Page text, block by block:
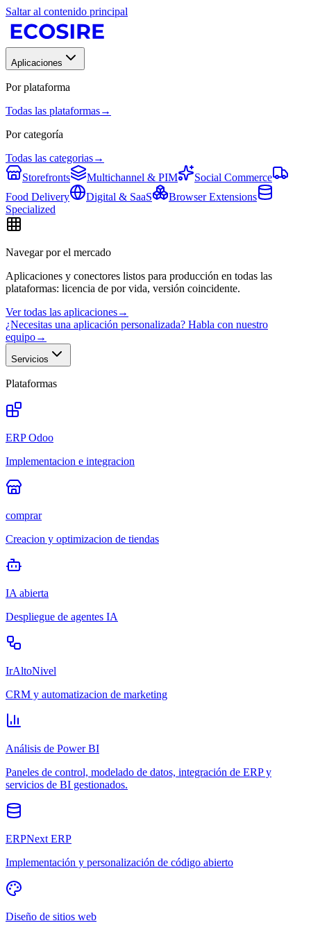
Saltar al contenido principal
Aplicaciones
Por plataforma
Todas las plataformas→
Por categoría
Todas las categorias→
Storefronts
Multichannel & PIM
Social Commerce
Food Delivery
Digital & SaaS
Browser Extensions
Specialized
Navegar por el mercado
Aplicaciones y conectores listos para producción en todas las
plataformas: licencia de por vida, versión coincidente.
Ver todas las aplicaciones→
¿Necesitas una aplicación personalizada? Habla con nuestro
equipo→
Servicios
Plataformas
ERP Odoo
Implementacion e integracion
comprar
Creacion y optimizacion de tiendas
IA abierta
Despliegue de agentes IA
IrAltoNivel
CRM y automatizacion de marketing
Análisis de Power BI
Paneles de control, modelado de datos, integración de ERP y
servicios de BI gestionados.
ERPNext ERP
Implementación y personalización de código abierto
Diseño de sitios web